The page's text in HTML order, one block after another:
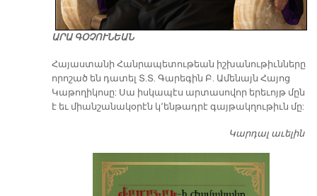
ԱՐԱ ԳՕՉՈՒՆԵԱՆ
​Հայաստանի Հանրապետութեան իշխանութիւնները
որոշած են դատել Տ.Տ. Գարեգին Բ. Ամենայն Հայոց
Կաթողիկոսը: Սա իսկապէս արտասովոր երեւոյթ մըն
է եւ միանշանակօրէն կ՚ենթադրէ գայթակղութիւն մը:
Կարդալ աւելին